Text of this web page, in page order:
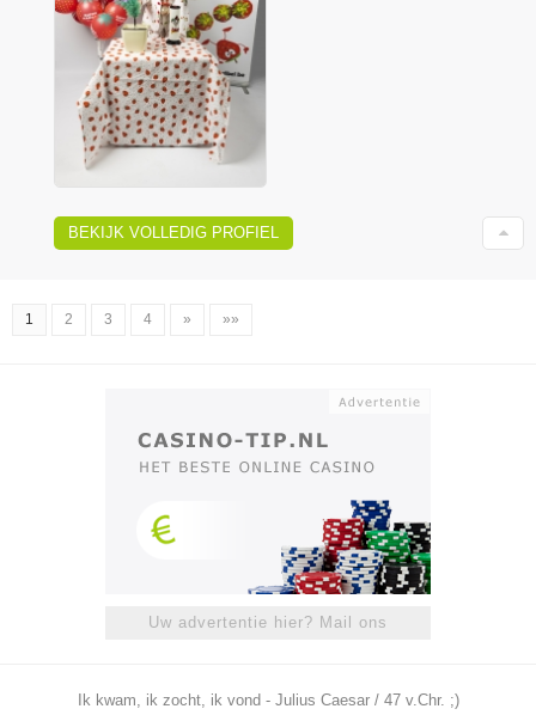
BEKIJK VOLLEDIG PROFIEL
1 2 3 4 » »»
Uw advertentie hier? Mail ons
Ik kwam, ik zocht, ik vond - Julius Caesar / 47 v.Chr. ;)